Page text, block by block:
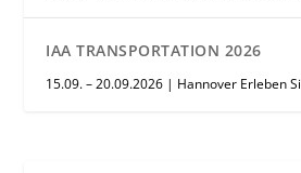
IAA TRANSPORTATION 2026
15.09. – 20.09.2026 | Hannover Erleben